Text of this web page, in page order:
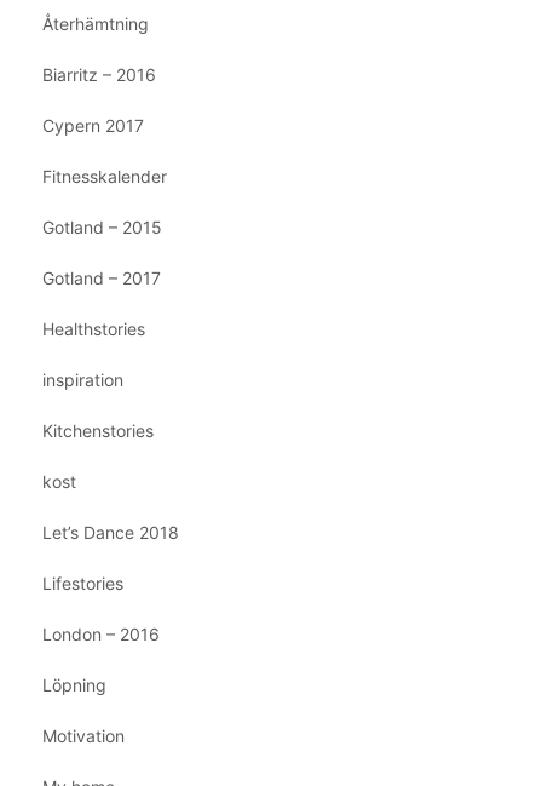
Återhämtning
Biarritz – 2016
Cypern 2017
Fitnesskalender
Gotland – 2015
Gotland – 2017
Healthstories
inspiration
Kitchenstories
kost
Let’s Dance 2018
Lifestories
London – 2016
Löpning
Motivation